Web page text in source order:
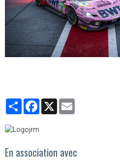
PartagerFacebook
X
En association avec